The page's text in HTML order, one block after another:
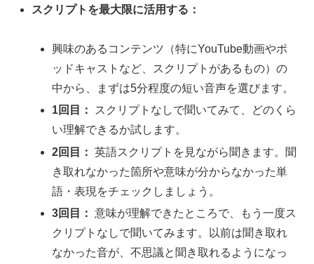
スクリプトを最大限に活用する：
興味のあるコンテンツ（特にYouTube動画やポ
ッドキャストなど、スクリプトがあるもの）の
中から、まずは5分程度の短い音声を選びます。
1回目：
スクリプトなしで聞いてみて、どのくら
い理解できるか試します。
2回目： 英語スクリプトを見ながら聞きます。聞
き取れなかった箇所や意味が分からなかった単
語・表現をチェックしましょう。
3回目： 意味が理解できたところで、もう一度ス
クリプトなしで聞いてみます。以前は聞き取れ
なかった音が、不思議と聞き取れるようになっ